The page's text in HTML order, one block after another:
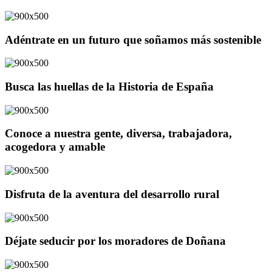
Adéntrate en un futuro que soñamos más sostenible
Busca las huellas de la Historia de España
Conoce a nuestra gente, diversa, trabajadora,
acogedora y amable
Disfruta de la aventura del desarrollo rural
Déjate seducir por los moradores de Doñana